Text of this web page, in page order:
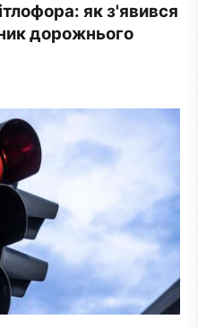
як з'явився
дорожнього